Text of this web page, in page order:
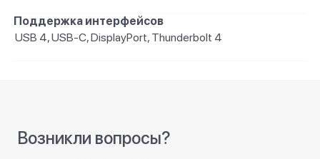
Поддержка интерфейсов
USB 4, USB-C, DisplayPort, Thunderbolt 4
Возникли вопросы?